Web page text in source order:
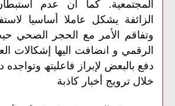
الزائفة یشكل عاملا أساسیا
وتفاقم الأمر مع الحجر الصحي
الرقمي و انضافت الیھا إشكالات
دفع بالبعض لإبراز فاعلیتھ
خلال ترویج أخبار كاذبة